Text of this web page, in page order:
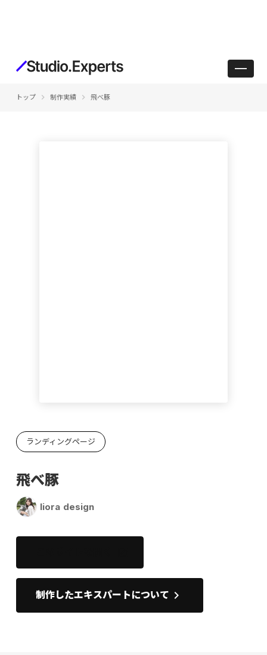
トップ keyboard_arrow_right 制作実績 keyboard_arrow_right 飛べ豚
ランディングページ
飛べ豚
liora design
制作したエキスパートについて keyboard_arrow_right